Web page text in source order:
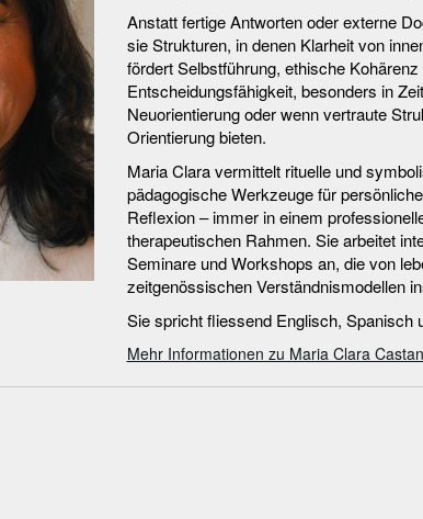
Anstatt fertige Antworten oder externe
sie Strukturen, in denen Klarheit von
fördert Selbstführung, ethische Kohärenz
Entscheidungsfähigkeit, besonders in
Neuorientierung oder wenn vertraute
Orientierung bieten.
Maria Clara vermittelt rituelle und
pädagogische Werkzeuge für
Reflexion – immer in einem
therapeutischen Rahmen. Sie arbeitet
Seminare und Workshops an, die von
zeitgenössischen Verständnismodellen
Sie spricht fliessend Englisch, Spanisch
Mehr Informationen zu Maria Clara